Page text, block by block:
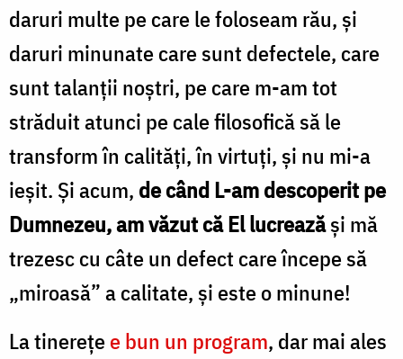
daruri multe pe care le foloseam rău, și
daruri minunate care sunt defectele, care
sunt talanții noștri, pe care m-am tot
străduit atunci pe cale filosofică să le
transform în calități, în virtuți, și nu mi-a
ieșit. Și acum, de când L-am descoperit pe
Dumnezeu, am văzut că El lucreazăși mă
trezesc cu câte un defect care începe să
„miroasă” a calitate, și este o minune!
La tinerețee bun un program, dar mai ales